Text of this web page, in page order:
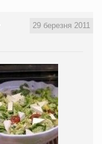
29 березня 2011